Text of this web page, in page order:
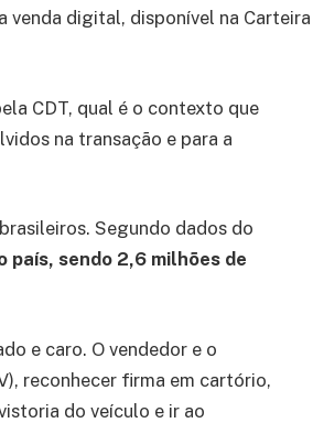
venda digital, disponível na Carteira
CDT, qual é o contexto que
na transação e para a
Segundo dados do
país, sendo 2,6 milhões de
e caro. O vendedor e o
reconhecer firma em cartório,
do veículo e ir ao